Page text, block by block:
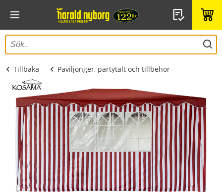
Tillbaka Paviljonger, partytält och tillbehör